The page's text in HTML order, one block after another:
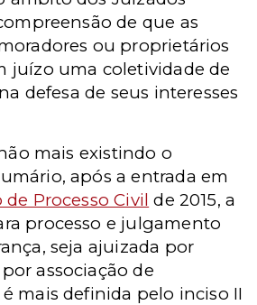
de que as
ou proprietários
juízo uma coletividade de
defesa de seus interesses
mais existindo o
após a entrada em
Processo Civil de 2015, a
processo e julgamento
seja ajuizada por
associação de
mais definida pelo inciso II